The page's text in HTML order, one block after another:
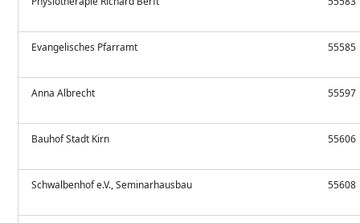
Evangelisches Pfarramt 55585
Anna Albrecht 55597
Bauhof Stadt Kirn 55606
Schwalbenhof e.V., Seminarhausbau 55608